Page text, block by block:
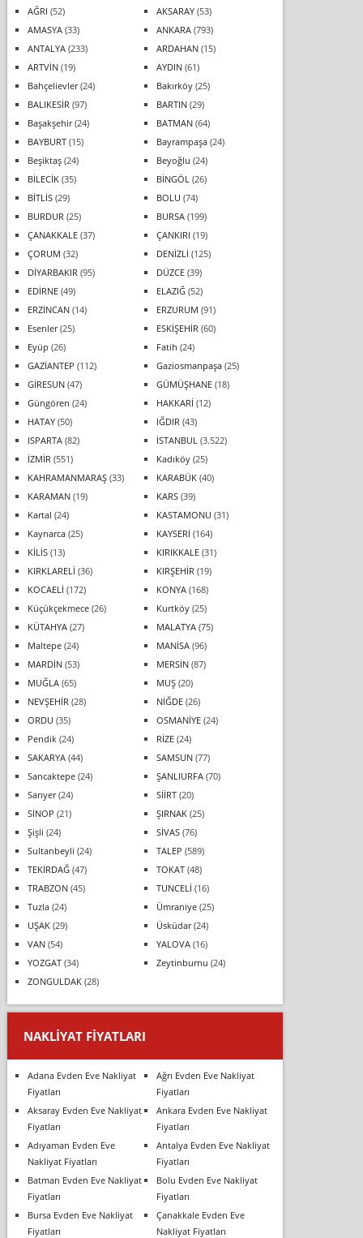
AĞRI (52) AKSARAY(53)
AMASYA(33) ANKARA(793)
ANTALYA(233) ARDAHAN(15)
ARTVİN(19) AYDIN(61)
Bahçelievler(24) Bakırköy(25)
BALIKESİR (97) BARTIN(29)
Başakşehir(24) BATMAN(64)
BAYBURT(15) Bayrampaşa(24)
Beşiktaş(24) Beyoğlu (24)
BİLECİK(35) BİNGÖL (26)
BİTLİS(29) BOLU (74)
BURDUR (25) BURSA(199)
ÇANAKKALE(37) ÇANKIRI (19)
ÇORUM (32) DENİZLİ (125)
DİYARBAKIR (95) DÜZCE(39)
EDİRNE(49) ELAZIĞ(52)
ERZİNCAN(14) ERZURUM (91)
Esenler(25) ESKİŞEHİR (60)
Eyüp (26) Fatih (24)
GAZİANTEP (112) Gaziosmanpaşa(25)
GİRESUN(47) GÜMÜŞHANE(18)
Güngören (24) HAKKARİ (12)
HATAY(50) IĞDIR (43)
ISPARTA(82) İSTANBUL (3.522)
İZMİR (551) Kadıköy(25)
KAHRAMANMARAŞ(33) KARABÜK(40)
KARAMAN(19) KARS(39)
Kartal (24) KASTAMONU (31)
Kaynarca(25) KAYSERİ (164)
KİLİS(13) KIRIKKALE(31)
KIRKLARELİ (36) KIRŞEHİR (19)
KOCAELİ (172) KONYA(168)
Küçükçekmece(26) Kurtköy(25)
KÜTAHYA(27) MALATYA(75)
Maltepe(24) MANİSA(96)
MARDİN(53) MERSİN(87)
MUĞLA(65) MUŞ(20)
NEVŞEHİR (28) NİĞDE(26)
ORDU (35) OSMANİYE(24)
Pendik(24) RİZE(24)
SAKARYA(44) SAMSUN(77)
Sancaktepe(24) ŞANLIURFA(70)
Sarıyer(24) SİİRT(20)
SİNOP (21) ŞIRNAK(25)
Şişli (24) SİVAS(76)
Sultanbeyli (24) TALEP (589)
TEKİRDAĞ(47) TOKAT(48)
TRABZON(45) TUNCELİ (16)
Tuzla(24) Ümraniye(25)
UŞAK(29) Üsküdar(24)
VAN(54) YALOVA(16)
YOZGAT(34) Zeytinburnu (24)
ZONGULDAK(28)
NAKLIYAT FIYATLARI
Adana Evden Eve Nakliyat
Fiyatları
Ağrı Evden Eve Nakliyat
Fiyatları
Aksaray Evden Eve Nakliyat
Fiyatları
Ankara Evden Eve Nakliyat
Fiyatları
Adıyaman Evden Eve
Nakliyat Fiyatları
Antalya Evden Eve Nakliyat
Fiyatları
Batman Evden Eve Nakliyat
Fiyatları
Bolu Evden Eve Nakliyat
Fiyatları
Bursa Evden Eve Nakliyat
Fiyatları
Çanakkale Evden Eve
Nakliyat Fiyatları